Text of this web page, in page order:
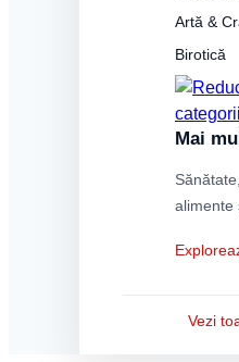
Artă &
Birotică
Mai
alimente
Vezi